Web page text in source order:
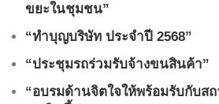
ขยะในชุมชน”
“ทำบุญบริษัท ประจำปี 2568”
“ประชุมรถร่วมรับจ้างขนสินค้า”
“อบรมด้านจิตใจให้พร้อมรับกับส